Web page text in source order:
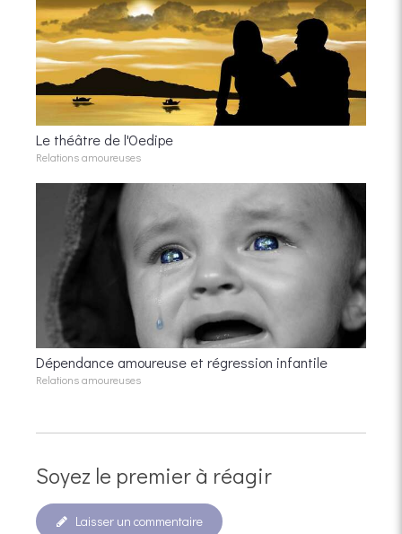
Le théâtre de l'Oedipe
Relations amoureuses
Dépendance amoureuse et régression infantile
Relations amoureuses
Soyez le premier à réagir
Laisser un commentaire